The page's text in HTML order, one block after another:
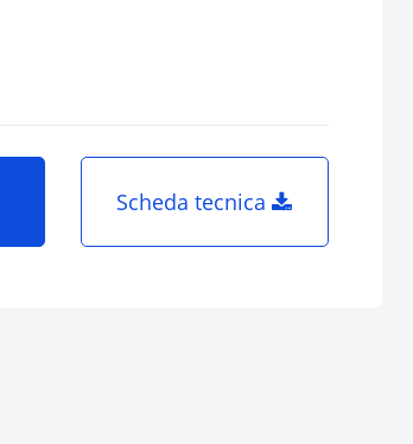
Scheda tecnica